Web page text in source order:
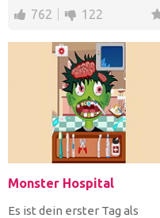
das Feld,...
762 122
Monster Hospital
Es ist dein erster Tag als